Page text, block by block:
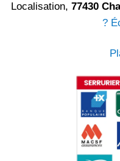
Localisation, 77430
?